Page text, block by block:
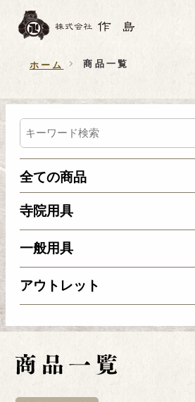
ホーム 商品一覧
全ての商品
寺院用具
一般用具
アウトレット